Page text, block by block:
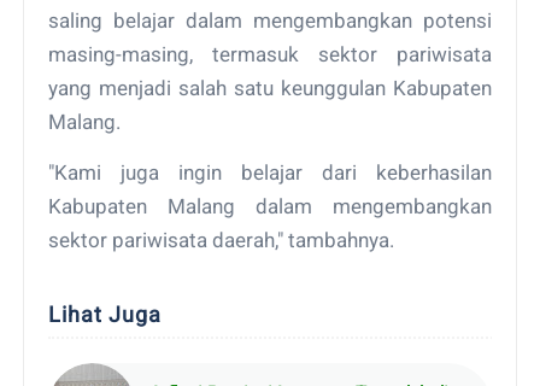
saling belajar dalam mengembangkan potensi
masing-masing, termasuk sektor pariwisata
yang menjadi salah satu keunggulan Kabupaten
Malang.
"Kami juga ingin belajar dari keberhasilan
Kabupaten Malang dalam mengembangkan
sektor pariwisata daerah," tambahnya.
Lihat Juga